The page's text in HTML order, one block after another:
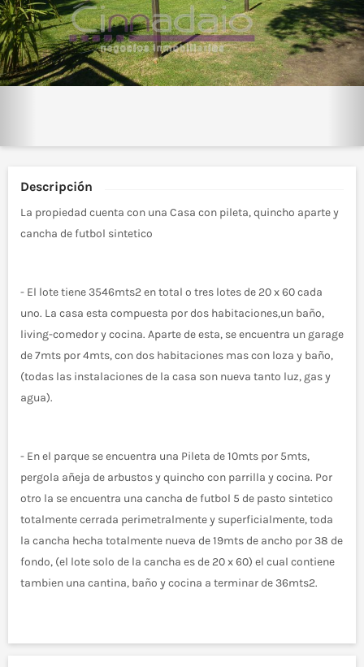
Descripción
La propiedad cuenta con una Casa con pileta, quincho aparte y
cancha de futbol sintetico
- El lote tiene 3546mts2 en total o tres lotes de 20 x 60 cada
uno. La casa esta compuesta por dos habitaciones,un baño,
living-comedor y cocina. Aparte de esta, se encuentra un garage
de 7mts por 4mts, con dos habitaciones mas con loza y baño,
(todas las instalaciones de la casa son nueva tanto luz, gas y
agua).
- En el parque se encuentra una Pileta de 10mts por 5mts,
pergola añeja de arbustos y quincho con parrilla y cocina. Por
otro la se encuentra una cancha de futbol 5 de pasto sintetico
totalmente cerrada perimetralmente y superficialmente, toda
la cancha hecha totalmente nueva de 19mts de ancho por 38 de
fondo, (el lote solo de la cancha es de 20 x 60) el cual contiene
tambien una cantina, baño y cocina a terminar de 36mts2.